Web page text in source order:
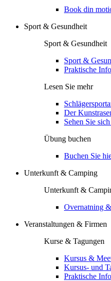
Book din
Sport & Gesundheit
Sport & Gesundheit
Sport &
Praktische
Lesen Sie mehr
Der
Sehen Sie
Übung buchen
Buchen Sie
Unterkunft & Camping
Unterkunft &
Overnatning
Veranstaltungen & Firmen
Kurse & Tagungen
Kursus &
Kursus- und
Praktische